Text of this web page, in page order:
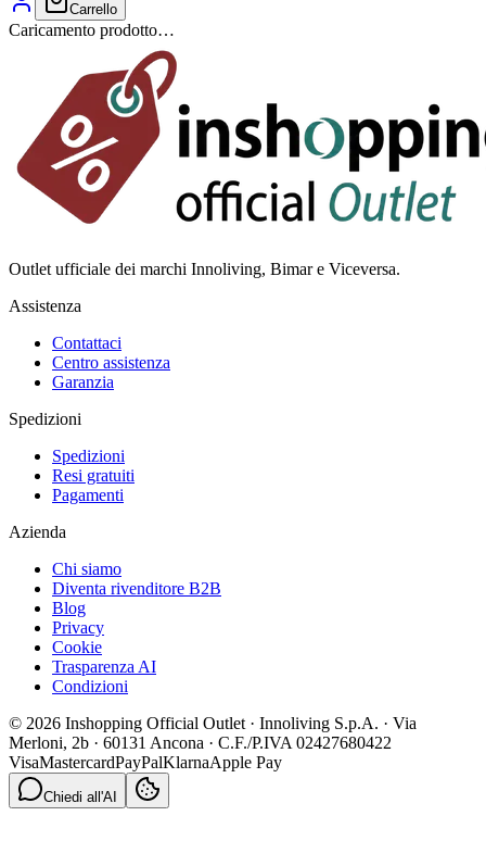
Carrello
Caricamento prodotto…
Outlet ufficiale dei marchi Innoliving, Bimar e Viceversa.
Assistenza
Contattaci
Centro assistenza
Garanzia
Spedizioni
Spedizioni
Resi gratuiti
Pagamenti
Azienda
Chi siamo
Diventa rivenditore B2B
Blog
Privacy
Cookie
Trasparenza AI
Condizioni
© 2026 Inshopping Official Outlet · Innoliving S.p.A. · Via
Merloni, 2b · 60131 Ancona · C.F./P.IVA 02427680422
VisaMastercardPayPalKlarnaApple Pay
Chiedi all'AI